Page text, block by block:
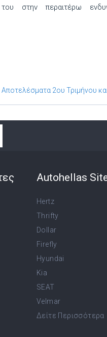
του στην περαιτέρω
2ου Τριμήνου
Autohellas
Hertz
Thrifty
Dollar
Firefly
Hyundai
Kia
SEAT
Velmar
Δείτε Περισσότερα